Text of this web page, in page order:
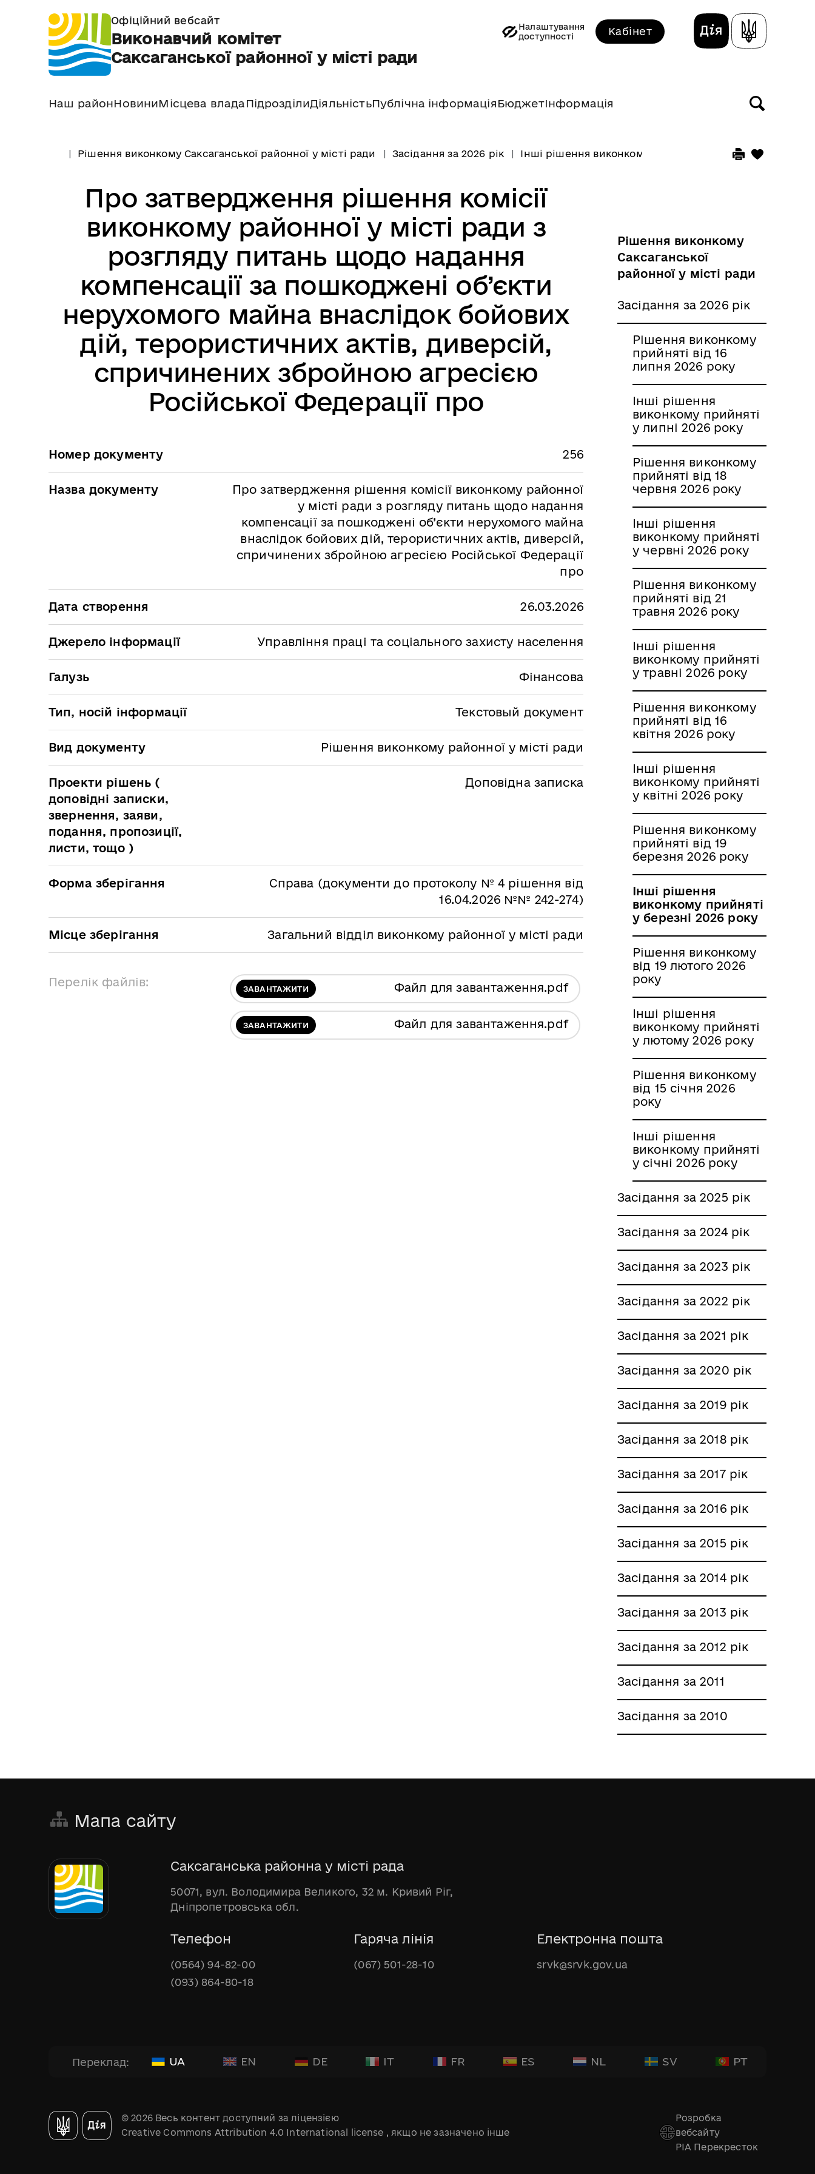
Офіційний вебсайт
Виконавчий комітет
Саксаганської районної у місті ради
Налаштування
доступності
Кабінет
Наш районНовиниМісцева влада ПідрозділиДіяльністьПублічна інформація БюджетІнформація
Рішення виконкому Саксаганської районної у місті ради Засідання за 2026 рік Інші рішення виконкому прийняті у березні 2026 року
Про затвердження рішення комісії
виконкому районної у місті ради з
розгляду питань щодо надання
компенсації за пошкоджені об’єкти
нерухомого майна внаслідок бойових
дій, терористичних актів, диверсій,
спричинених збройною агресією
Російської Федерації про
Номер документу 256
Назва документу
Про затвердження рішення комісії виконкому районної
у місті ради з розгляду питань щодо надання
компенсації за пошкоджені об’єкти нерухомого майна
внаслідок бойових дій, терористичних актів, диверсій,
спричинених збройною агресією Російської Федерації
про
Дата створення 26.03.2026
Джерело інформації Управління праці та соціального захисту населення
Галузь Фінансова
Тип, носій інформації Текстовый документ
Вид документу Рішення виконкому районної у місті ради
Проекти рішень (
доповідні записки,
звернення, заяви,
подання, пропозиції,
листи, тощо )
Доповідна записка
Форма зберігання
Справа (документи до протоколу № 4 рішення від
16.04.2026 №№ 242-274)
Місце зберігання Загальний відділ виконкому районної у місті ради
Перелік файлів: ЗАВАНТАЖИТИ Файл для завантаження.pdf
ЗАВАНТАЖИТИ Файл для завантаження.pdf
Рішення виконкому
Саксаганської
районної у місті ради
Засідання за 2026 рік
Рішення виконкому
прийняті від 16
липня 2026 року
Інші рішення
виконкому прийняті
у липні 2026 року
Рішення виконкому
прийняті від 18
червня 2026 року
Інші рішення
виконкому прийняті
у червні 2026 року
Рішення виконкому
прийняті від 21
травня 2026 року
Інші рішення
виконкому прийняті
у травні 2026 року
Рішення виконкому
прийняті від 16
квітня 2026 року
Інші рішення
виконкому прийняті
у квітні 2026 року
Рішення виконкому
прийняті від 19
березня 2026 року
Інші рішення
виконкому прийняті
у березні 2026 року
Рішення виконкому
від 19 лютого 2026
року
Інші рішення
виконкому прийняті
у лютому 2026 року
Рішення виконкому
від 15 січня 2026
року
Інші рішення
виконкому прийняті
у січні 2026 року
Засідання за 2025 рік
Засідання за 2024 рік
Засідання за 2023 рік
Засідання за 2022 рік
Засідання за 2021 рік
Засідання за 2020 рік
Засідання за 2019 рік
Засідання за 2018 рік
Засідання за 2017 рік
Засідання за 2016 рік
Засідання за 2015 рік
Засідання за 2014 рік
Засідання за 2013 рік
Засідання за 2012 рік
Засідання за 2011
Засідання за 2010
Мапа сайту
Саксаганська районна у місті рада
50071, вул. Володимира Великого, 32 м. Кривий Ріг,
Дніпропетровська обл.
Телефон
(0564) 94-82-00
(093) 864-80-18
Гаряча лінія
(067) 501-28-10
Електронна пошта
srvk@srvk.gov.ua
Переклад: UA EN DE IT FR ES NL SV PT
© 2026 Весь контент доступний за ліцензією
Creative Commons Attribution 4.0 International license , якщо не зазначено інше
Розробка
вебсайту
РІА Перекресток